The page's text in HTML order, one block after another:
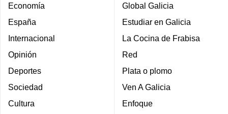
Economía
España
Internacional
Opinión
Deportes
Sociedad
Cultura
Global Galicia
Estudiar en Galicia
La Cocina de Frabisa
Red
Plata o plomo
Ven A Galicia
Enfoque